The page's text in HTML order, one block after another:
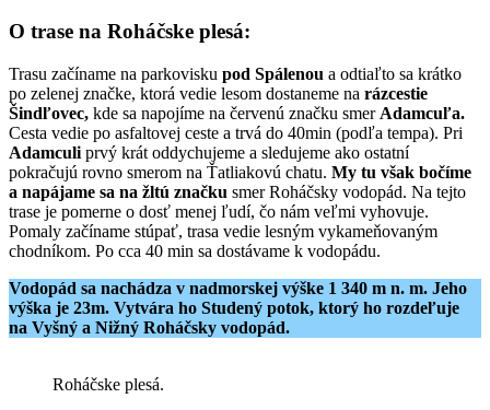
O trase na Roháčske plesá:
Trasu začíname na parkovisku pod Spálenou a odtiaľto sa krátko
po zelenej značke, ktorá vedie lesom dostaneme na rázcestie
Šindľovec, kde sa napojíme na červenú značku smer Adamcuľa.
Cesta vedie po asfaltovej ceste a trvá do 40min (podľa tempa). Pri
Adamculi prvý krát oddychujeme a sledujeme ako ostatní
pokračujú rovno smerom na Ťatliakovú chatu. My tu však bočíme
a napájame sa na žltú značku smer Roháčsky vodopád. Na tejto
trase je pomerne o dosť menej ľudí, čo nám veľmi vyhovuje.
Pomaly začíname stúpať, trasa vedie lesným vykameňovaným
chodníkom. Po cca 40 min sa dostávame k vodopádu.
Vodopád sa nachádza v nadmorskej výške 1 340 m n. m. Jeho
výška je 23m. Vytvára ho Studený potok, ktorý ho rozdeľuje
na Vyšný a Nižný Roháčsky vodopád.
Roháčske plesá.